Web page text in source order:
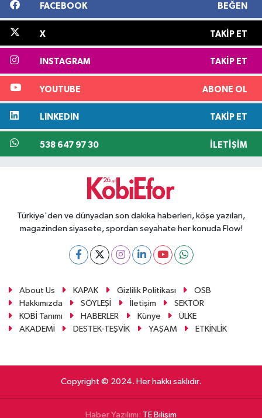
FACEBOOK BEĞEN
X TAKIP ET
INSTAGRAM TAKIP ET
YOUTUBE ABONE OL
LINKEDIN TAKIP ET
538 647 97 30 İLETIŞIM
Türkiye'den ve dünyadan son dakika haberleri, köşe yazıları,
magazinden siyasete, spordan seyahate her konuda Flow!
About Us KAPAK Gizlilik Politikası
OSB
Hakkımızda
SÖYLEŞİ İletişim
SEKTÖR
KOBİ Tanımı
HABERLER Künye
ÜLKE
AKADEMİ
DESTEK-TEŞVİK YAŞAM ETKİNLİK
Copyright © 2024. Her hakkı saklıdır.
Haber Yazılımı: TE Bilişim